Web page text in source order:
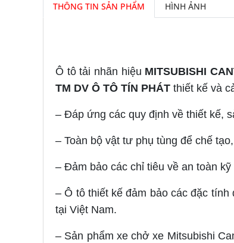
THÔNG TIN SẢN PHẨM HÌNH ẢNH
Ô tô tải nhãn hiệu MITSUBISHI
TM DV Ô TÔ TÍN PHÁT thiết kế và
– Đáp ứng các quy định về thiết kế,
– Toàn bộ vật tư phụ tùng để chế
– Đảm bảo các chỉ tiêu về an toàn
– Ô tô thiết kế đảm bảo các đặc
tại Việt Nam.
– Sản phẩm xe chở xe Mitsubishi